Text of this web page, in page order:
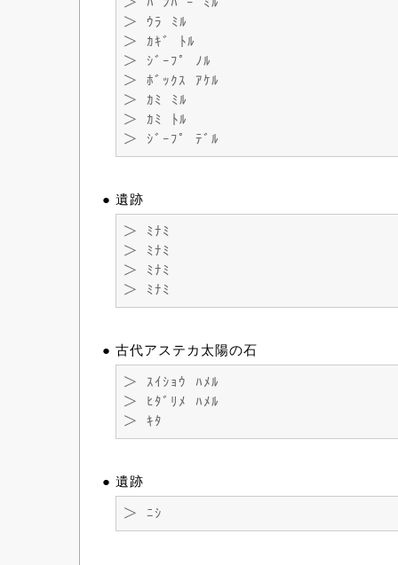
＞ ｳﾗ ﾐﾙ
＞ ｶｷﾞ ﾄﾙ
＞ ｼﾞｰﾌﾟ ﾉﾙ
＞ ﾎﾞｯｸｽ ｱｹﾙ
＞ ｶﾐ ﾐﾙ
＞ ｶﾐ ﾄﾙ
＞ ｼﾞｰﾌﾟ ﾃﾞﾙ
● 遺跡
＞ ﾐﾅﾐ
＞ ﾐﾅﾐ
＞ ﾐﾅﾐ
＞ ﾐﾅﾐ
● 古代アステカ太陽の石
＞ ｽｲｼｮｳ ﾊﾒﾙ
＞ ﾋﾀﾞﾘﾒ ﾊﾒﾙ
＞ ｷﾀ
● 遺跡
＞ ﾆｼ